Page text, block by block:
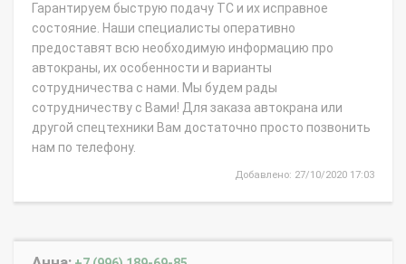
Гарантируем быструю подачу ТС и их исправное
состояние. Наши специалисты оперативно
предоставят всю необходимую информацию про
автокраны, их особенности и варианты
сотрудничества с нами. Мы будем рады
сотрудничеству с Вами! Для заказа автокрана или
другой спецтехники Вам достаточно просто позвонить
нам по телефону.
Добавлено: 27/10/2020 17:03